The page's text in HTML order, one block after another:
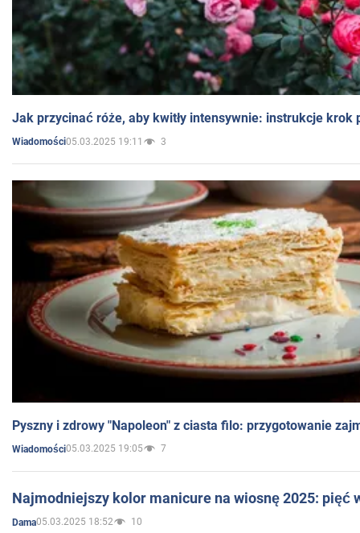
Jak przycinać róże, aby kwitły intensywnie: instrukcje krok
Wiadomości05.03.2025 19:11 3
Pyszny i zdrowy "Napoleon" z ciasta filo: przygotowanie
Wiadomości05.03.2025 19:05 7
Najmodniejszy kolor manicure na wiosnę 2025: pięć
Dama05.03.2025 18:52 10